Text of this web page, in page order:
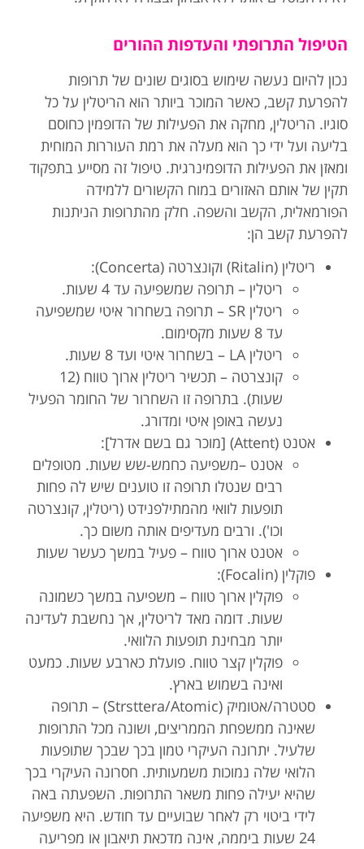
הטיפול התרופתי והעדפות ההורים
נכון להיום נעשה שימוש בסוגים שונים של תרופות
להפרעת קשב, כאשר המוכר ביותר הוא הריטלין על כל
סוגיו. הריטלין, מחקה את הפעילות של הדופמין כחוסם
בליעה ועל ידי כך הוא מעלה את רמת העוררות המוחית
ומאזן את הפעילות הדופמינרגית. טיפול זה מסייע בתפקוד
תקין של אותם האזורים במוח הקשורים ללמידה
הפורמאלית, הקשב והשפה. חלק מהתרופות הניתנות
להפרעת קשב הן:
ריטלין (Ritalin) וקונצרטה (Concerta):
ריטלין – תרופה שמשפיעה עד 4 שעות.
ריטלין SR – תרופה בשחרור איטי שמשפיעה
עד 8 שעות מקסימום.
ריטלין LA – בשחרור איטי ועד 8 שעות.
קונצרטה – תכשיר ריטלין ארוך טווח (12
שעות). בתרופה זו השחרור של החומר הפעיל
נעשה באופן איטי ומדורג.
אטנט (Attent) [מוכר גם בשם אדרל]:
אטנט –משפיעה כחמש-שש שעות. מטופלים
רבים שנטלו תרופה זו טוענים שיש לה פחות
תופעות לוואי מהמתילפנידט (ריטלין, קונצרטה
וכו'). ורבים מעדיפים אותה משום כך.
אטנט ארוך טווח – פעיל במשך כעשר שעות
פוקלין (Focalin):
פוקלין ארוך טווח – משפיעה במשך כשמונה
שעות. דומה מאד לריטלין, אך נחשבת לעדינה
יותר מבחינת תופעות הלוואי.
פוקלין קצר טווח. פועלת כארבע שעות. כמעט
ואינה בשמוש בארץ.
סטטרה/אטומיק (Strsttera/Atomic) – תרופה
שאינה ממשפחת הממריצים, ושונה מכל התרופות
שלעיל. יתרונה העיקרי טמון בכך שבכך שתופעות
הלואי שלה נמוכות משמעותית. חסרונה העיקרי בכך
שהיא יעילה פחות משאר התרופות. השפעתה באה
לידי ביטוי רק לאחר שבועיים עד חודש. היא משפיעה
24 שעות ביממה, אינה מדכאת תיאבון או מפריעה